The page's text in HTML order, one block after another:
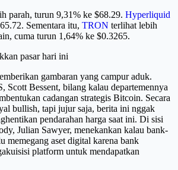
parah, turun 9,31% ke $68.29. Hyperliquid
Sementara itu, TRON terlihat lebih
cuma turun 1,64% ke $0.3265.
pasar hari ini
gambaran yang campur aduk.
Scott Bessent, bilang kalau departemennya
cadangan strategis Bitcoin. Secara
bullish, tapi jujur saja, berita ini nggak
pendarahan harga saat ini. Di sisi
Julian Sawyer, menekankan kalau bank-
memegang aset digital karena bank
platform untuk mendapatkan